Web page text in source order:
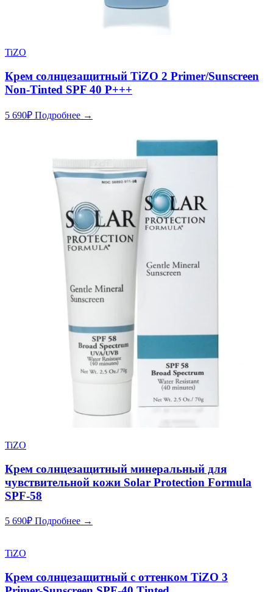
TiZO
Крем солнцезащитный TiZO 2 Primer/Sunscreen
Non-Tinted SPF 40 P+++
5 690₽ Подробнее →
TiZO
Крем солнцезащитный минеральный для
чувствительной кожи Solar Protection Formula
SPF-58
5 690₽ Подробнее →
TiZO
Крем солнцезащитный с оттенком TiZO 3